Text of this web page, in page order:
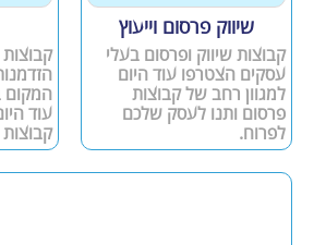
שיווק פרסום וייעוץ
קבוצות שיווק ופרסום בעלי
עסקים הצטרפו עוד היום
למגוון רחב של קבוצות
פרסום ותנו לעסק שלכם
לפרוח.
המקום
עוד
קבוצות